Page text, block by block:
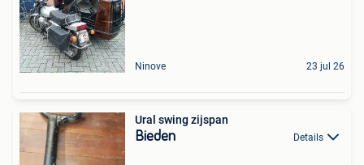
Ninove 23 jul 26
Ural swing zijspan
Bieden Details